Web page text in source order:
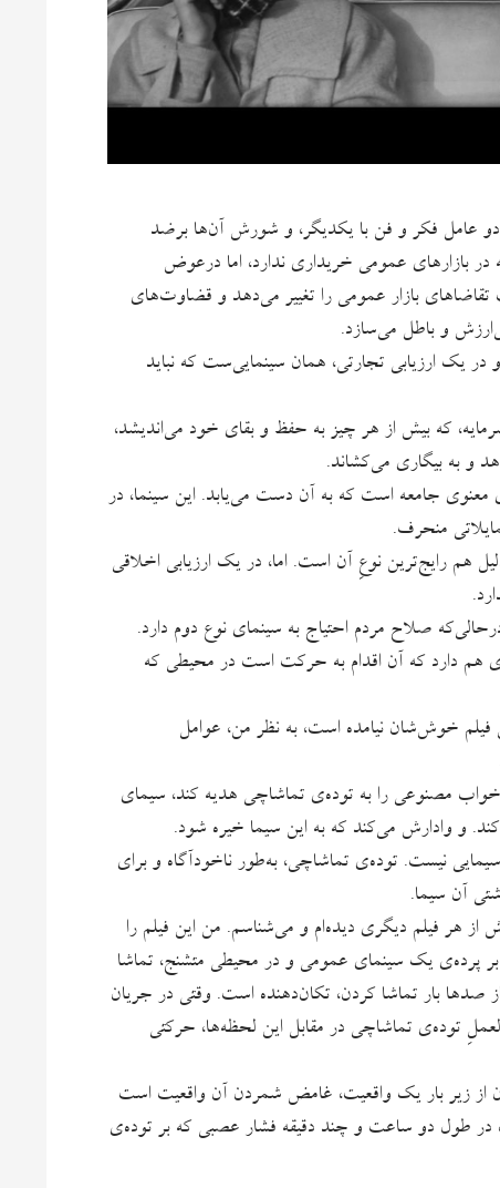
دو عامل فکر و فن با یکدیگر، و شورش آن‌ها برضد
بازارهای عمومی خریداری ندارد، اما درعوض
بازار عمومی را تغییر می‌دهد و قضاوت‌های
و باطل می‌سازد.
در یک ارزیابی تجارتی، همان سینمایی‌ست که نباید
که بیش از هر چیز به حفظ و بقای خود می‌اندیشد،
و به بیگاری می‌کشاند.
معنوی جامعه است که به آن دست می‌یابد. این سینما، در
منحرف.
هم رایج‌ترین نوعِ آن است. اما، در یک ارزیابی اخلاقی
صلاح مردم احتیاج به سینمای نوع دوم دارد.
هم دارد که آن اقدام به حرکت است در محیطی که
فیلم خوش‌شان نیامده است، به نظر من، عوامل
مصنوعی را به توده‌ی تماشاچی هدیه کند، سیمای
و وادارش می‌کند که به این سیما خیره شود.
نیست. توده‌ی تماشاچی، به‌طور ناخودآگاه و برای
آن سیما.
از هر فیلم دیگری دیده‌ام و می‌شناسم. من این فیلم را
یک سینمای عمومی و در محیطی متشنج، تماشا
صدها بار تماشا کردن، تکان‌دهنده است. وقتی در جریان
توده‌ی تماشاچی در مقابل این لحظه‌ها، حرکتی
از زیر بار یک واقعیت، غامض شمردن آن واقعیت است
، در طول دو ساعت و چند دقیقه فشار عصبی که بر توده‌ی